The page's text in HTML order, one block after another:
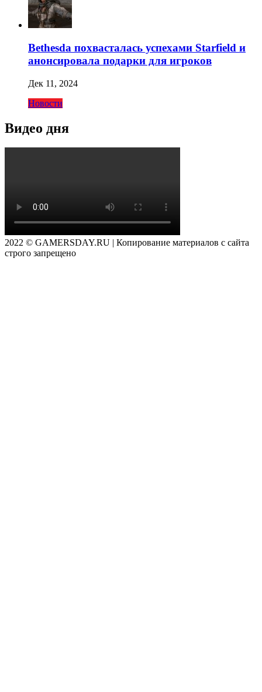
Bethesda похвасталась успехами Starfield и
анонсировала подарки для игроков
Дек 11, 2024
Новости
Видео дня
2022 © GAMERSDAY.RU | Копирование материалов с сайта
строго запрещено